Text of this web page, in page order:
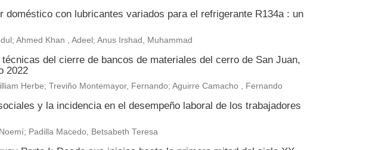
con lubricantes variados para el refrigerante R134a : un
Ahmed Khan , Adeel; Anus Irshad, Muhammad
del cierre de bancos de materiales del cerro de San Juan,
2022
Herbe; Treviño Montemayor, Fernando; Aguirre Camacho , Fernando
y la incidencia en el desempeño laboral de los trabajadores
Padilla Macedo, Betsabeth Teresa